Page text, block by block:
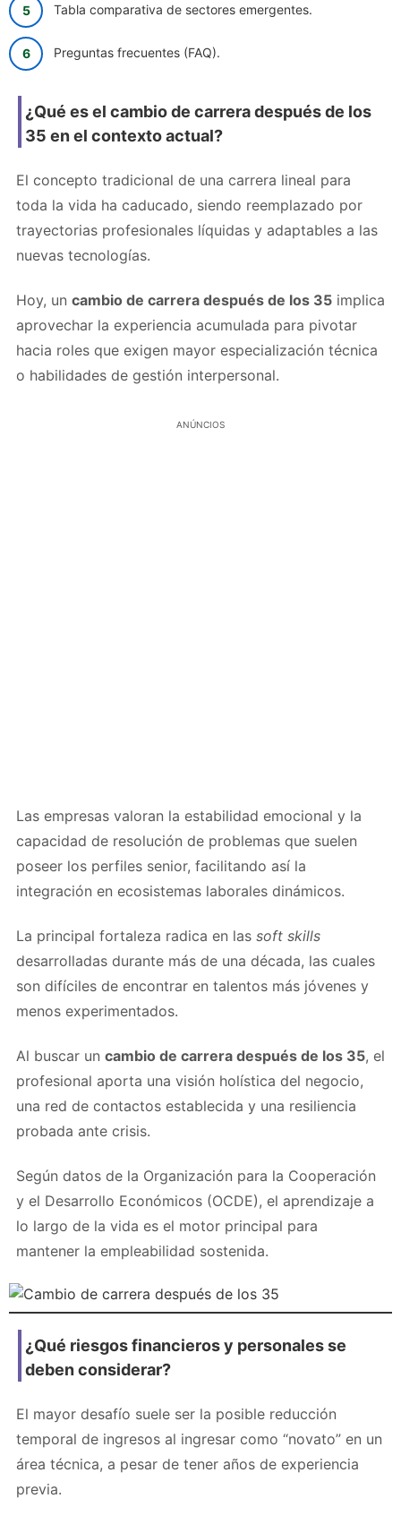
Tabla comparativa de sectores emergentes.
Preguntas frecuentes (FAQ).
¿Qué es el cambio de carrera después de los
35 en el contexto actual?
El concepto tradicional de una carrera lineal para
toda la vida ha caducado, siendo reemplazado por
trayectorias profesionales líquidas y adaptables a las
nuevas tecnologías.
Hoy, un cambio de carrera después de los 35 implica
aprovechar la experiencia acumulada para pivotar
hacia roles que exigen mayor especialización técnica
o habilidades de gestión interpersonal.
ANÚNCIOS
Las empresas valoran la estabilidad emocional y la
capacidad de resolución de problemas que suelen
poseer los perfiles senior, facilitando así la
integración en ecosistemas laborales dinámicos.
La principal fortaleza radica en las soft skills
desarrolladas durante más de una década, las cuales
son difíciles de encontrar en talentos más jóvenes y
menos experimentados.
Al buscar un cambio de carrera después de los 35, el
profesional aporta una visión holística del negocio,
una red de contactos establecida y una resiliencia
probada ante crisis.
Según datos de la Organización para la Cooperación
y el Desarrollo Económicos (OCDE), el aprendizaje a
lo largo de la vida es el motor principal para
mantener la empleabilidad sostenida.
¿Qué riesgos financieros y personales se
deben considerar?
El mayor desafío suele ser la posible reducción
temporal de ingresos al ingresar como “novato” en un
área técnica, a pesar de tener años de experiencia
previa.